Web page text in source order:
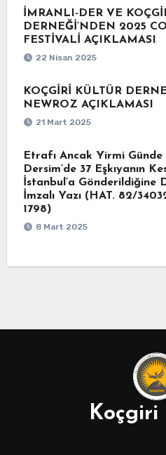
İMRANLI-DER VE
DERNEĞİ’NDEN 2025
FESTİVALİ AÇIKLAMASI
22 Nisan 2025
KOÇGİRİ KÜLTÜR
NEWROZ AÇIKLAMASI
21 Mart 2025
Etrafı Ancak Yirmi Günde
Dersim’de 37 Eşkıyanın
İstanbul’a Gönderildiğine
İmzalı Yazı (HAT. 82/
1798)
8 Mart 2025
Koçgiri